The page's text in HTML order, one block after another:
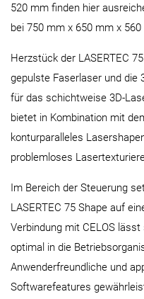
520 mm finden hier
bei 750 mm x 650 mm x
Herzstück der LASERTEC
gepulste Faserlaser und die
für das schichtweise 3D-
bietet in Kombination mit
konturparalleles
problemloses
Im Bereich der Steuerung
LASERTEC 75 Shape auf
Verbindung mit CELOS
optimal in die
Anwenderfreundliche und
Softwarefeatures